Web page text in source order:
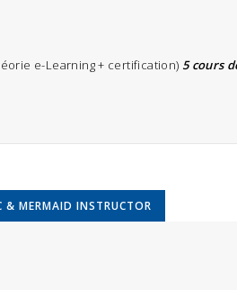
e-Learning + certification) 5 cours
MERMAID INSTRUCTOR